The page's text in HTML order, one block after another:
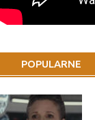
POPULARNE